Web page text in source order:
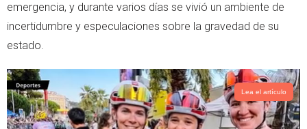
emergencia, y durante varios días se vivió un ambiente de
incertidumbre y especulaciones sobre la gravedad de su
estado.
Lea el artículo